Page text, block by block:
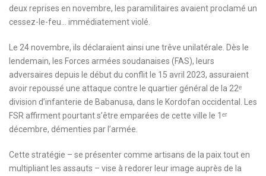
deux reprises en novembre, les paramilitaires avaient proclamé un
cessez-le-feu… immédiatement violé.
Le 24 novembre, ils déclaraient ainsi une trêve unilatérale. Dès le
lendemain, les Forces armées soudanaises (FAS), leurs
adversaires depuis le début du conflit le 15 avril 2023, assuraient
avoir repoussé une attaque contre le quartier général de la 22ᵉ
division d’infanterie de Babanusa, dans le Kordofan occidental. Les
FSR affirment pourtant s’être emparées de cette ville le 1ᵉʳ
décembre, démenties par l’armée.
Cette stratégie – se présenter comme artisans de la paix tout en
multipliant les assauts – vise à redorer leur image auprès de la